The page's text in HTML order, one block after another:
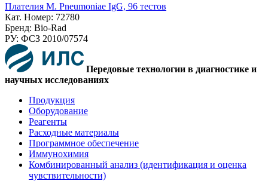
Плателия M. Pneumoniae IgG, 96 тестов
Кат. Номер: 72780
Бренд: Bio-Rad
РУ: ФСЗ 2010/07574
Передовые технологии в диагностике и
научных исследованиях
Продукция
Оборудование
Реагенты
Расходные материалы
Программное обеспечение
Иммунохимия
Комбинированный анализ (идентификация и оценка
чувствительности)